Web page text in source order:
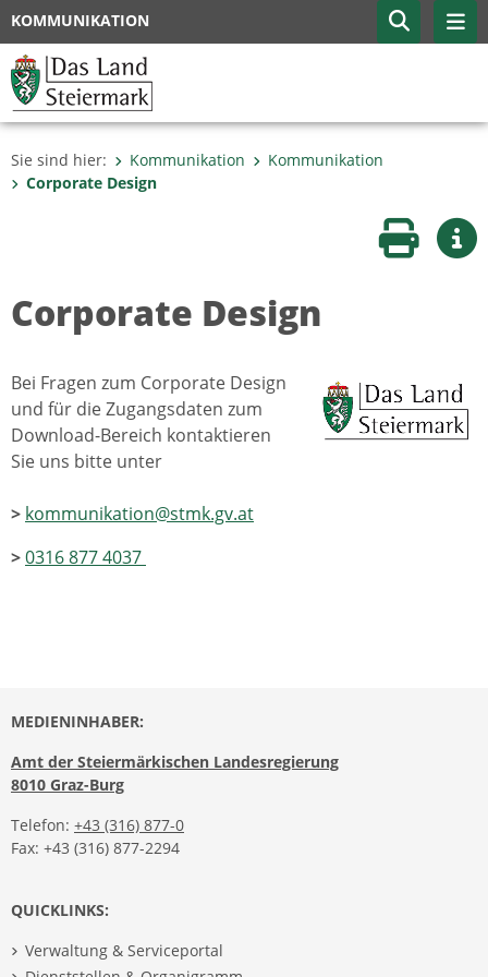
KOMMUNIKATION
Sie sind hier: Kommunikation
Kommunikation
Corporate Design
Seite
Corporate Design
Bei Fragen zum Corporate Design
und für die Zugangsdaten zum
Download-Bereich kontaktieren
Sie uns bitte unter
> kommunikation@stmk.gv.at
>0316 877 4037
MEDIENINHABER:
Amt der Steiermärkischen Landesregierung
8010 Graz-Burg
Telefon: +43 (316) 877-0
Fax: +43 (316) 877-2294
QUICKLINKS:
Verwaltung & Serviceportal